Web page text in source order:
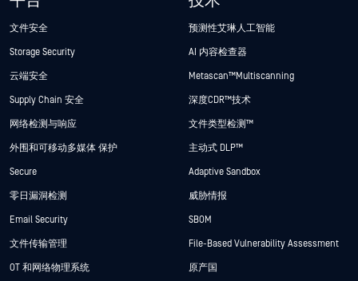
文件安全
Storage Security
云端安全
Supply Chain 安全
网络检测与响应
外围和可移动多媒体 保护
Secure
零日漏洞检测
Email Security
文件传输管理
OT 和网络物理系统
预测性艾琳人工智能
AI 内容检查器
Metascan™ Multiscanning
深度CDR™技术
文件类型检测™
主动式 DLP™
Adaptive Sandbox
威胁情报
SBOM
File-Based Vulnerability Assessment
原产国